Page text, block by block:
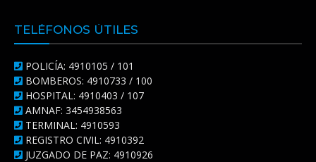
TELÉFONOS ÚTILES
POLICÍA: 4910105 / 101
BOMBEROS: 4910733 / 100
HOSPITAL: 4910403 / 107
AMNAF: 3454938563
TERMINAL: 4910593
REGISTRO CIVIL: 4910392
JUZGADO DE PAZ: 4910926